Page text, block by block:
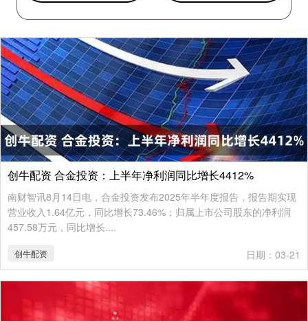
创牛配资 合金投资：上半年净利润同比增长4412%
南财智讯8月14日电，合金投资发布2025年半年度报告，报告期实现
营业收入1.64亿元，同比增长73.46%；归属上市公司股东的净利润
457.58万元，同比增长....
创牛配资 日期：03-21